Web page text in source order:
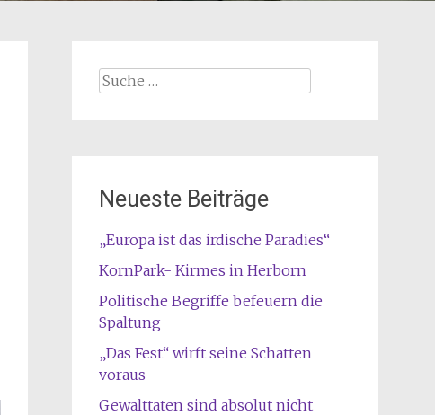
Suche
Neueste Beiträge
„Europa ist das irdische Paradies“
KornPark- Kirmes in Herborn
Politische Begriffe befeuern die
Spaltung
„Das Fest“ wirft seine Schatten
voraus
Gewalttaten sind absolut nicht